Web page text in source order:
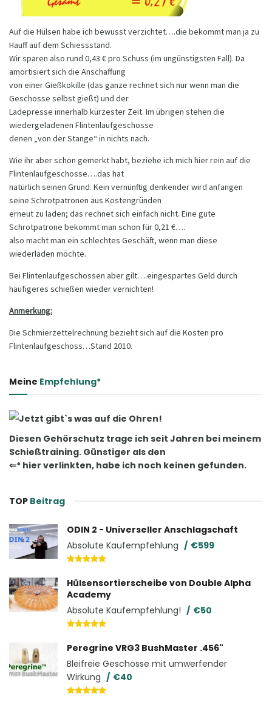
Auf die Hülsen habe ich bewusst verzichtet….die bekommt man ja zu
Hauff auf dem Schiessstand.
Wir sparen also rund 0,43 € pro Schuss (im ungünstigsten Fall). Da
amortisiert sich die Anschaffung
von einer Gießkokille (das ganze rechnet sich nur wenn man die
Geschosse selbst gießt) und der
Ladepresse innerhalb kürzester Zeit. Im übrigen stehen die
wiedergeladenen Flintenlaufgeschosse
denen „von der Stange“ in nichts nach.
Wie ihr aber schon gemerkt habt, beziehe ich mich hier rein auf die
Flintenlaufgeschosse….das hat
natürlich seinen Grund. Kein vernünftig denkender wird anfangen
seine Schrotpatronen aus Kostengründen
erneut zu laden; das rechnet sich einfach nicht. Eine gute
Schrotpatrone bekommt man schon für 0,21 €….
also macht man ein schlechtes Geschäft, wenn man diese
wiederladen möchte.
Bei Flintenlaufgeschossen aber gilt….eingespartes Geld durch
häufigeres schießen wieder vernichten!
Anmerkung:
Die Schmierzettelrechnung bezieht sich auf die Kosten pro
Flintenlaufgeschoss…Stand 2010.
Meine Empfehlung*
Jetzt gibt`s was auf die Ohren!
Diesen Gehörschutz trage ich seit Jahren bei meinem
Schießtraining. Günstiger als den
⇐* hier verlinkten, habe ich noch keinen gefunden.
TOP Beitrag
ODIN 2 - Universeller Anschlagschaft
Absolute Kaufempfehlung
€599
Hülsensortierscheibe von Double Alpha
Academy
Absolute Kaufempfehlung!
€50
Peregrine VRG3 BushMaster .456"
Bleifreie Geschosse mit umwerfender
Wirkung
€40